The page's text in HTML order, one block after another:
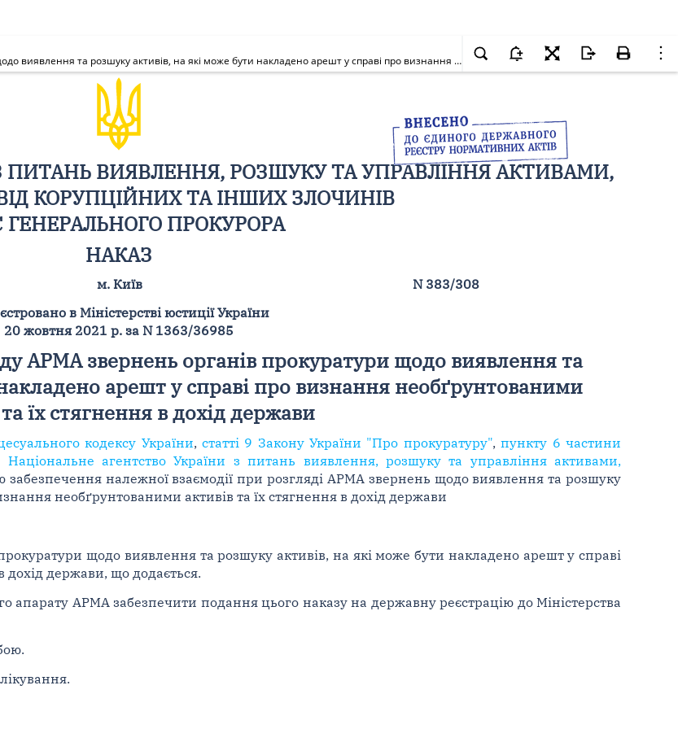
Про затвердження Порядку розгляду АРМА звернень органів прокуратури щодо виявлення та розшуку активів, на які може бути накладено арешт у справі про визнання необґрунтованими активів та їх стягнення в дохід держави